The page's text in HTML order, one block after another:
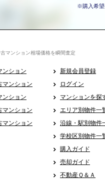
※購入希望
マンション相場価格を瞬間査定
ンション
マンション
ンション
マンション
マンション
新規会員登録
ログイン
マンションを探
エリア別物件一
沿線・駅別物件
学校区別物件一
購入ガイド
売却ガイド
不動産Ｑ＆Ａ